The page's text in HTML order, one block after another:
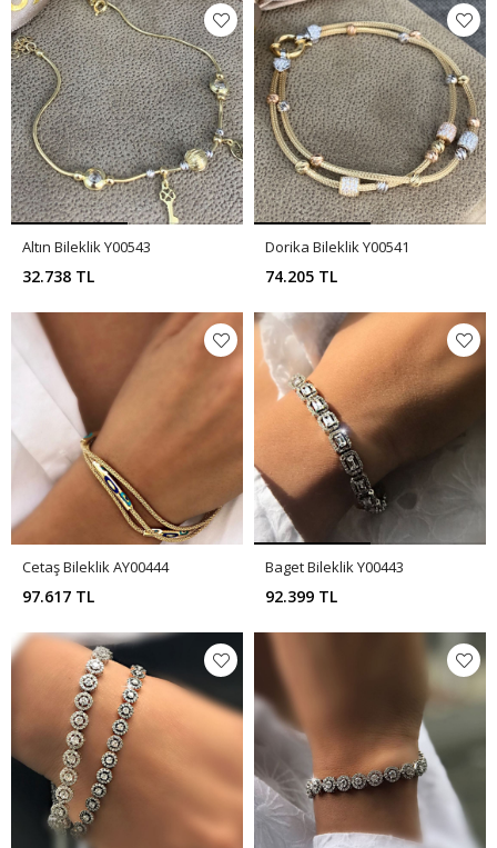
Altın Bileklik Y00543
32.738 TL
Dorika Bileklik Y00541
74.205 TL
Cetaş Bileklik AY00444
97.617 TL
Baget Bileklik Y00443
92.399 TL